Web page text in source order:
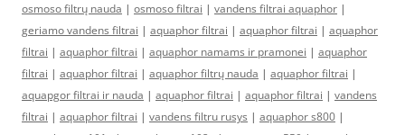
osmoso filtrų nauda | osmoso filtrai | vandens filtrai aquaphor |
geriamo vandens filtrai | aquaphor filtrai | aquaphor filtrai | aquaphor
filtrai | aquaphor filtrai | aquaphor namams ir pramonei | aquaphor
filtrai | aquaphor filtrai | aquaphor filtrų nauda | aquaphor filtrai |
aquapgor filtrai ir nauda | aquaphor filtrai | aquaphor filtrai | vandens
filtrai | aquaphor filtrai | vandens filtru rusys | aquaphor s800 |